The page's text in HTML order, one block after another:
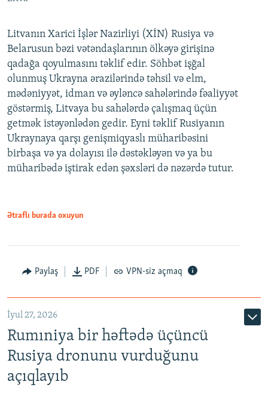
Litvanın Xarici İşlər Nazirliyi (XİN) Rusiya və
Belarusun bəzi vətəndaşlarının ölkəyə girişinə
qadağa qoyulmasını təklif edir. Söhbət işğal
olunmuş Ukrayna ərazilərində təhsil və elm,
mədəniyyət, idman və əyləncə sahələrində fəaliyyət
göstərmiş, Litvaya bu sahələrdə çalışmaq üçün
getmək istəyənlədən gedir. Eyni təklif Rusiyanın
Ukraynaya qarşı genişmiqyaslı müharibəsini
birbaşa və ya dolayısı ilə dəstəkləyən və ya bu
müharibədə iştirak edən şəxsləri də nəzərdə tutur.
Ətraflı burada oxuyun
Paylaş PDF VPN-siz açmaq
İyul 27, 2026
Rumıniya bir həftədə üçüncü
Rusiya dronunu vurduğunu
açıqlayıb